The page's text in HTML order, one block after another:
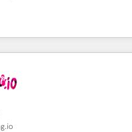
Services Fast-Track: Rapid
Growth-Track: Unlock
Revenue
e Inteligência Artificial
integrar sistemas
operações. O objetivo é
receita conectando equipes
distribuidores oficiais da
softwares globais permitindo